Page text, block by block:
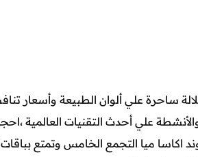
ساحرة علي ألوان الطبيعة وأسعار
علي أحدث التقنيات العالمية ،احجز
اكاسا ميا التجمع الخامس وتمتع